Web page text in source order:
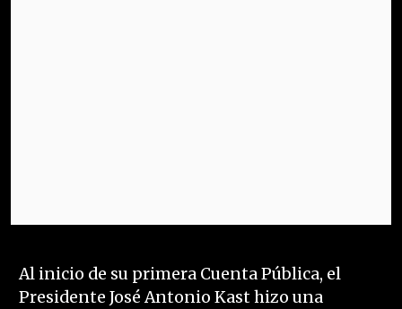
Al inicio de su primera Cuenta Pública, el
Presidente José Antonio Kast hizo una